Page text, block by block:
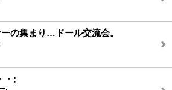
ーの集まり…ドール交流会。
・;